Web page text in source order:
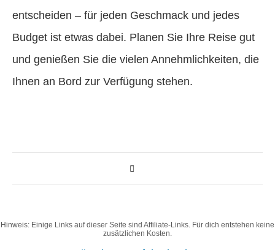
entscheiden – für jeden Geschmack und jedes
Budget ist etwas dabei. Planen Sie Ihre Reise gut
und genießen Sie die vielen Annehmlichkeiten, die
Ihnen an Bord zur Verfügung stehen.
Hinweis: Einige Links auf dieser Seite sind Affiliate-Links. Für dich entstehen keine
zusätzlichen Kosten.